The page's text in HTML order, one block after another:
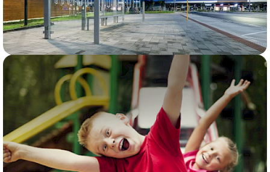
PAVILJONAI IR STOGINĖS